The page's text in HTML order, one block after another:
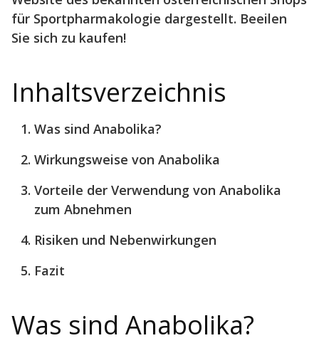
für Sportpharmakologie dargestellt. Beeilen
Sie sich zu kaufen!
Inhaltsverzeichnis
Was sind Anabolika?
Wirkungsweise von Anabolika
Vorteile der Verwendung von Anabolika
zum Abnehmen
Risiken und Nebenwirkungen
Fazit
Was sind Anabolika?